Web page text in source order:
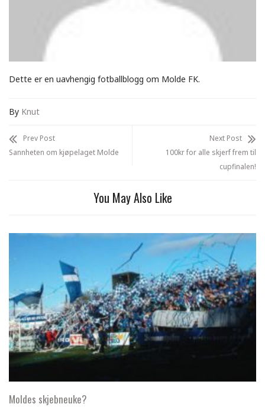
Dette er en uavhengig fotballblogg om Molde FK.
By Knut
Prev Post
Sannheten om kjøpelaget Molde
Next Post
100kr for alle skjerf frem til
cupfinalen!
You May Also Like
Moldes skjebneuke?